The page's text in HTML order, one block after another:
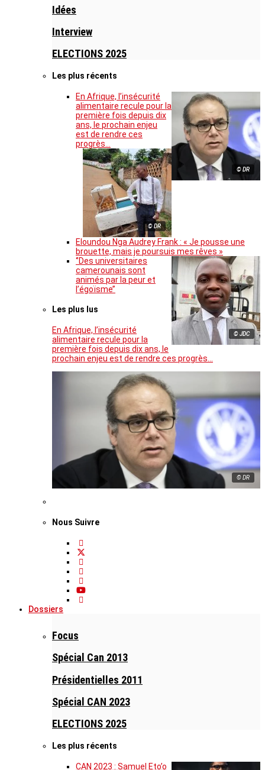
Idées
Interview
ELECTIONS 2025
Les plus récents
© DR
En Afrique, l’insécurité
alimentaire recule pour la
première fois depuis dix
ans, le prochain enjeu
est de rendre ces
progrès…
© DR
Eloundou Nga Audrey Frank : « Je pousse une
brouette, mais je poursuis mes rêves »
© JDC
‘’Des universitaires
camerounais sont
animés par la peur et
l’égoïsme’’
Les plus lus
En Afrique, l’insécurité
alimentaire recule pour la
première fois depuis dix ans, le
prochain enjeu est de rendre ces progrès…
© DR
Nous Suivre
Dossiers
Focus
Spécial Can 2013
Présidentielles 2011
Spécial CAN 2023
ELECTIONS 2025
Les plus récents
CAN 2023 : Samuel Eto’o